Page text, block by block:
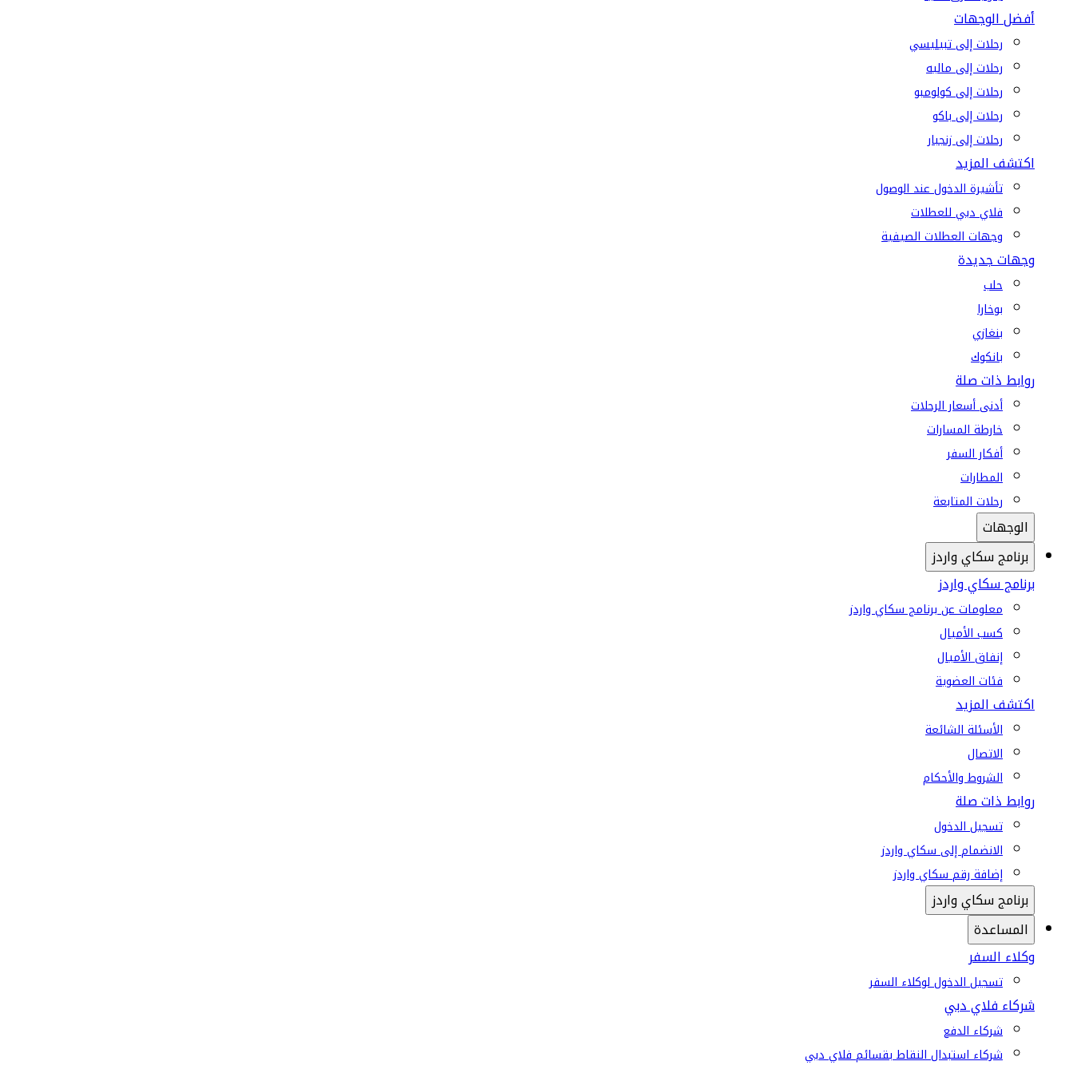
أفضل الوجهات
رحلات إلى تبيليسي
رحلات إلى ماليه
رحلات إلى كولومبو
رحلات إلى باكو
رحلات إلى زنجبار
اكتشف المزيد
تأشيرة الدخول عند الوصول
فلاي دبي للعطلات
وجهات العطلات الصيفية
وجهات جديدة
حلب
بوخارا
بنغازي
بانكوك
روابط ذات صلة
أدنى أسعار الرحلات
خارطة المسارات
أفكار السفر
المطارات
رحلات المتابعة
الوجهات
برنامج سكاي واردز
برنامج سكاي واردز
معلومات عن برنامج سكاي واردز
كسب الأميال
إنفاق الأميال
فئات العضوية
اكتشف المزيد
الأسئلة الشائعة
الاتصال
الشروط والأحكام
روابط ذات صلة
تسجيل الدخول
الانضمام إلى سكاي واردز
إضافة رقم سكاي واردز
برنامج سكاي واردز
المساعدة
وكلاء السفر
تسجيل الدخول لوكلاء السفر
شركاء فلاي دبي
شركاء الدفع
شركاء استبدال النقاط بقسائم فلاي دبي